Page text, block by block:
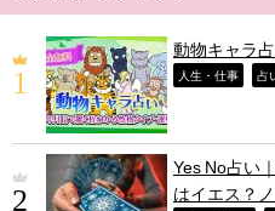
動物キャラ
人生・仕事 占
Yes No占い
はイエス？